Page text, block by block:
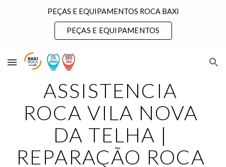
Skip to main content
PEÇAS E EQUIPAMENTOS ROCA BAXI
PEÇAS E EQUIPAMENTOS
ASSISTENCIA
ROCA VILA NOVA
DA TELHA |
REPARAÇÃO ROCA